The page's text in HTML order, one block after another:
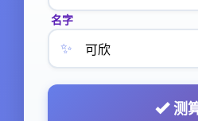
名字
✨
测